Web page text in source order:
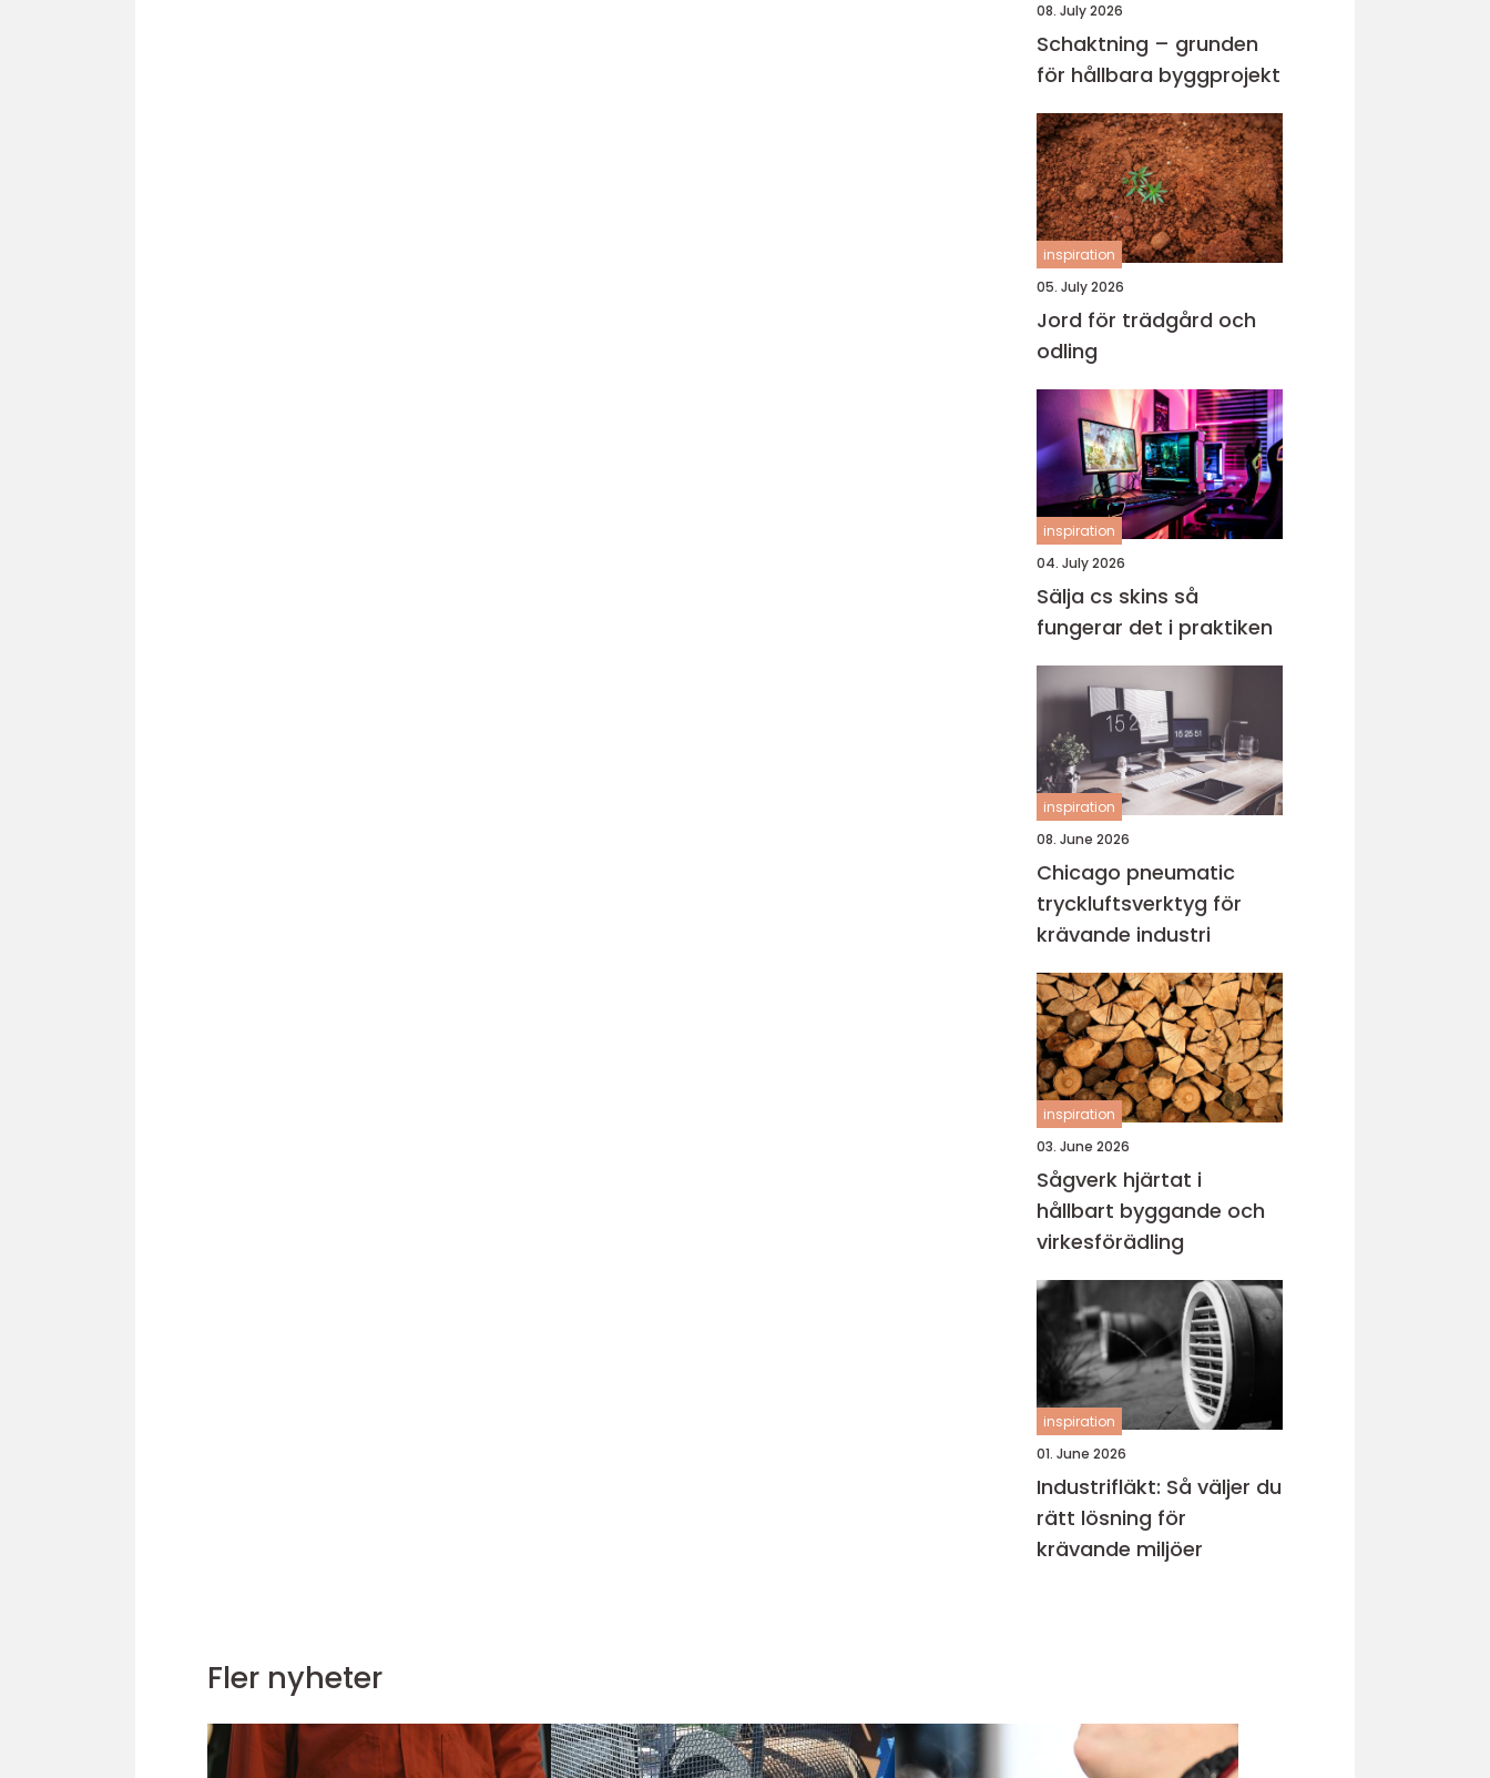
08. July 2026
Schaktning – grunden
för hållbara byggprojekt
inspiration
05. July 2026
Jord för trädgård och
odling
inspiration
04. July 2026
Sälja cs skins så
fungerar det i praktiken
inspiration
08. June 2026
Chicago pneumatic
tryckluftsverktyg för
krävande industri
inspiration
03. June 2026
Sågverk hjärtat i
hållbart byggande och
virkesförädling
inspiration
01. June 2026
Industrifläkt: Så väljer du
rätt lösning för
krävande miljöer
Fler nyheter